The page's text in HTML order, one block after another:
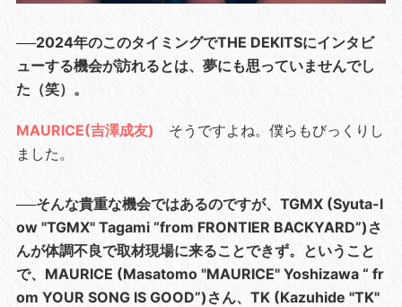
──2024年のこのタイミングでTHE DEKITSにインタビ
ューする機会が訪れるとは、夢にも思っていませんでし
た（笑）。
MAURICE(吉澤成友)
そうですよね。僕らもびっくりし
ました。
──そんな貴重な機会ではあるのですが、TGMX (Syuta-l
ow "TGMX" Tagami “from FRONTIER BACKYARD”)さ
んが体調不良で取材現場に来ることできず。ということ
で、MAURICE (Masatomo "MAURICE" Yoshizawa “ fr
om YOUR SONG IS GOOD”)さん、TK (Kazuhide "TK"